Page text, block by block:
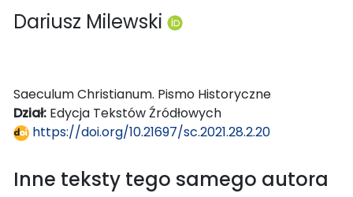
Dariusz Milewski
Saeculum Christianum. Pismo Historyczne
Dział: Edycja Tekstów Źródłowych
https://doi.org/10.21697/sc.2021.28.2.20
Inne teksty tego samego autora